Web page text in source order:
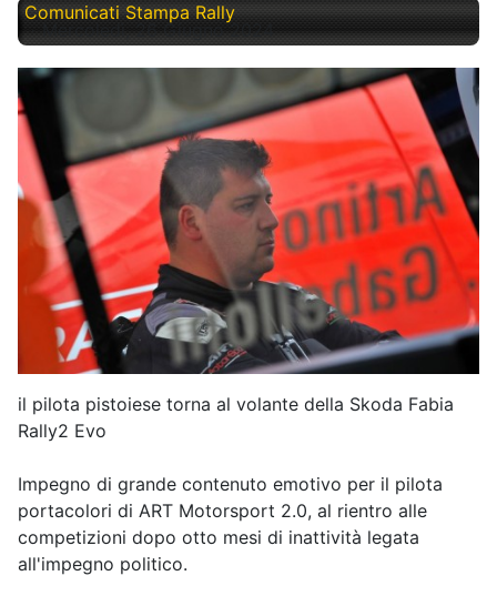
Comunicati Stampa Rally
Mercoledì, 26 Giugno 2024
il pilota pistoiese torna al volante della Skoda Fabia
Rally2 Evo
Impegno di grande contenuto emotivo per il pilota
portacolori di ART Motorsport 2.0, al rientro alle
competizioni dopo otto mesi di inattività legata
all'impegno politico.